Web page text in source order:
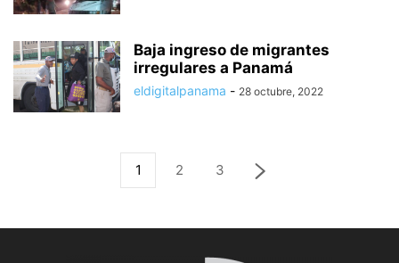
Baja ingreso de migrantes
irregulares a Panamá
eldigitalpanama - 28 octubre, 2022
1 2 3